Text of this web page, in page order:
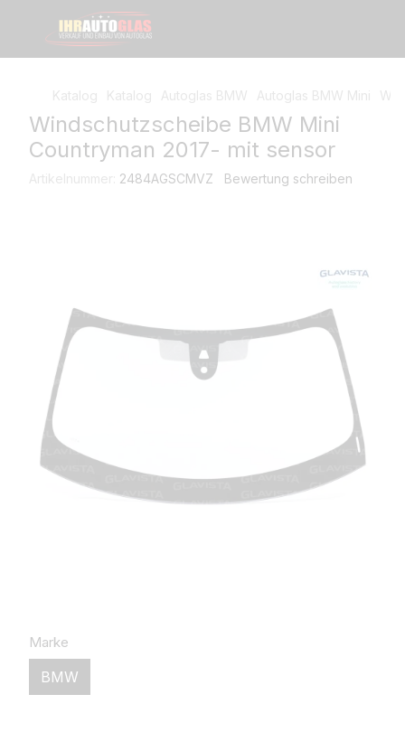
Katalog Katalog Autoglas BMW Autoglas BMW Mini
Windschutzscheibe BMW Mini
Countryman 2017- mit sensor
Artikelnummer: 2484AGSCMVZ Bewertung schreiben
Marke
BMW